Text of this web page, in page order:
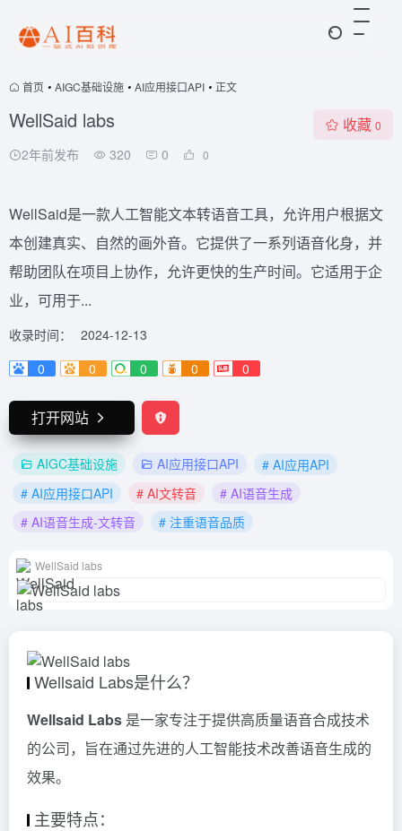
首页 • AIGC基础设施 • AI应用接口API • 正文
WellSaid labs
2年前发布 320 0 0
收藏 0
WellSaid是一款人工智能文本转语音工具，允许用户根据文
本创建真实、自然的画外音。它提供了一系列语音化身，并
帮助团队在项目上协作，允许更快的生产时间。它适用于企
业，可用于...
收录时间：
2024-12-13
0
0 0 0 0
打开网站
AIGC基础设施 AI应用接口API
# AI应用API
# AI应用接口API
# AI文转音
# AI语音生成
# AI语音生成-文转音
# 注重语音品质
WellSaid labs
Wellsaid Labs是什么？
Wellsaid Labs 是一家专注于提供高质量语音合成技术
的公司，旨在通过先进的人工智能技术改善语音生成的
效果。
主要特点：